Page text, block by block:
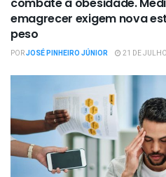
emagrecer exigem nova
peso
PORJOSÉ PINHEIRO JÚNIOR 21 DE